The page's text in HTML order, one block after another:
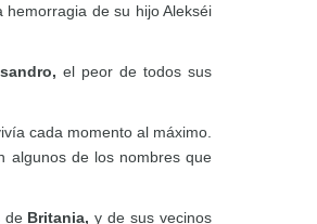
de su hijo Alekséi
el peor de todos sus
cada momento al máximo.
algunos de los nombres que
de Britania, y de sus vecinos